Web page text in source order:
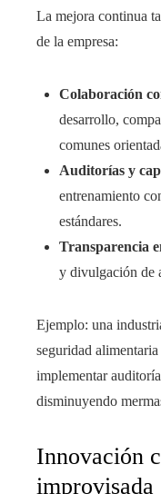
La mejora continua
de la empresa:
Colaboración
desarrollo,
comunes
Auditorías y
entrenamiento
estándares.
Transparencia
y divulgación de
Ejemplo: una
seguridad
implementar
disminuyendo
Innovación
improvisada